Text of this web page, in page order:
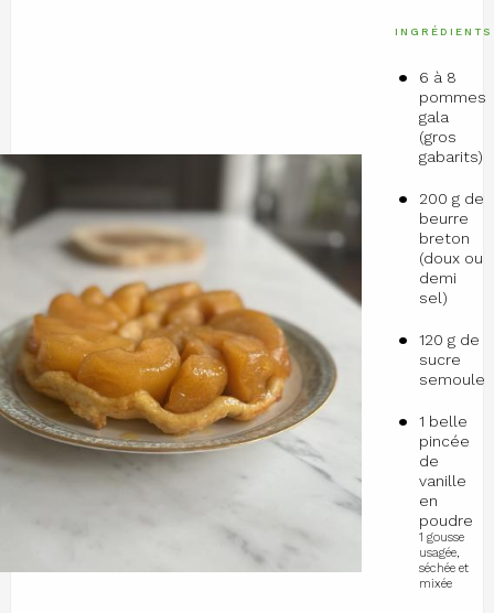
INGRÉDIENTS
6 à 8
pommes
gala
(gros
gabarits)
200 g de
beurre
breton
(doux ou
demi
sel)
120 g de
sucre
semoule
1 belle
pincée
de
vanille
en
poudre
1 gousse
usagée,
séchée et
mixée